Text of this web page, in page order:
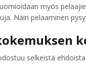
myös
Näin pelaaminen
selkeistä